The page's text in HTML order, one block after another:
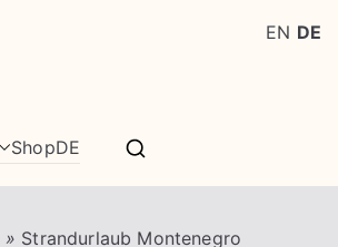
ShopDE
» Strandurlaub Montenegro
EN DE